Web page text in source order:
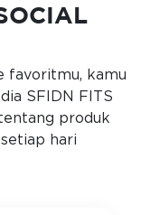
favoritmu, kamu
SFIDN FITS
produk
hari